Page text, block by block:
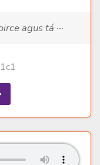
agus tá ···